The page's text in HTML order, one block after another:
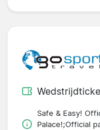
Safe & Easy!
Palace!;Official